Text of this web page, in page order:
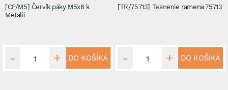
[CP/M5] Červík páky M5x6 k
Metalii
DO KOŠÍKA
[TR/75713] Tesnenie ramena 75713
DO KOŠÍKA